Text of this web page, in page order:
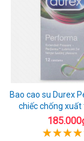
Bao cao su Durex
chiếc chống xuất
chuẩn Thái